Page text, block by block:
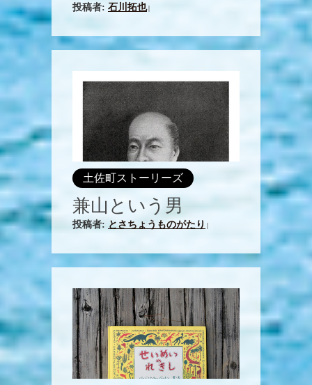
投稿者: 石川拓也|
土佐町ストーリーズ
兼山という男
投稿者: とさちょうものがたり